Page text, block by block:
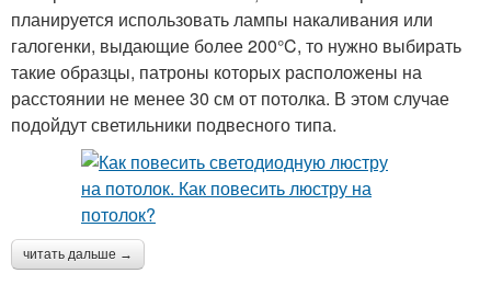
планируется использовать лампы накаливания или
галогенки, выдающие более 200°C, то нужно выбирать
такие образцы, патроны которых расположены на
расстоянии не менее 30 см от потолка. В этом случае
подойдут светильники подвесного типа.
читать дальше →